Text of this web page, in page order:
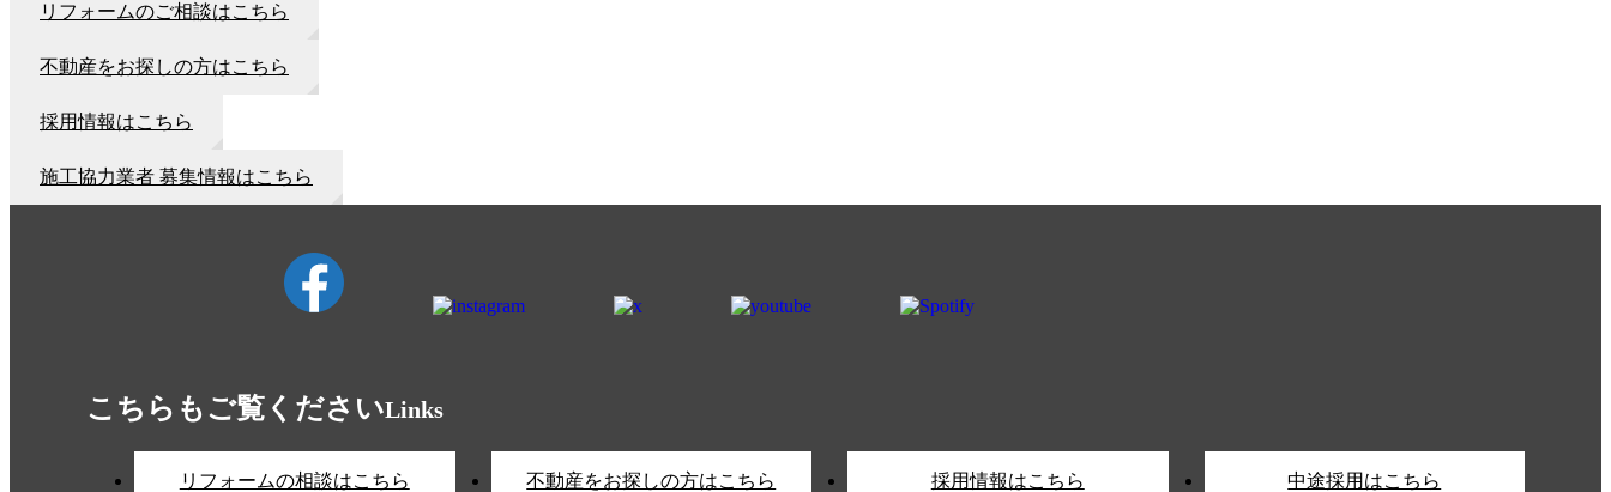
リフォームのご相談はこちら
不動産をお探しの方はこちら
採用情報はこちら
施工協力業者 募集情報はこちら
こちらもご覧くださいLinks
リフォームの相談はこちら 不動産をお探しの方はこちら 採用情報はこちら 中途採用はこちら